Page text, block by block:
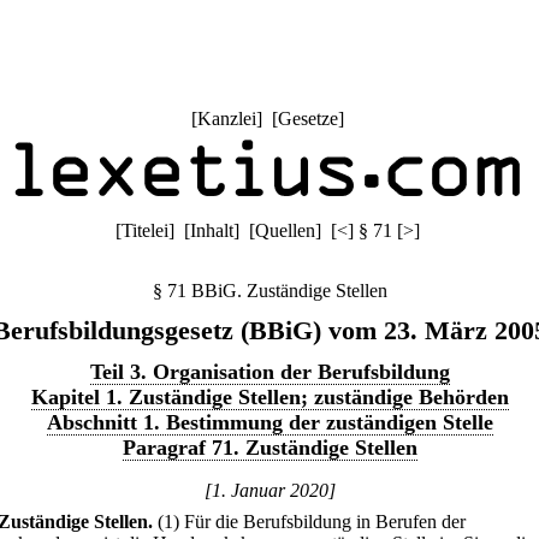
[Kanzlei] [Gesetze]
[Titelei] [Inhalt] [Quellen] [<] § 71 [>]
§ 71 BBiG. Zuständige Stellen
(BBiG) vom 23. März
Teil 3. Organisation der Berufsbildung
Kapitel 1. Zuständige Stellen; zuständige Behörden
Abschnitt 1. Bestimmung der zuständigen Stelle
Paragraf 71. Zuständige Stellen
[1. Januar 2020]
Zuständige Stellen. (1) Für die Berufsbildung in Berufen der